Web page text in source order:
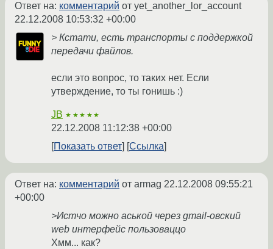
Ответ на: комментарий от yet_another_lor_account
22.12.2008 10:53:32 +00:00
> Кстати, есть транспорты с поддержкой
передачи файлов.
если это вопрос, то таких нет. Если
утверждение, то ты гонишь :)
JB ★★★★★
22.12.2008 11:12:38 +00:00
Показать ответ
Ссылка
Ответ на: комментарий от armag 22.12.2008 09:55:21
+00:00
>Истчо можно аськой через gmail-овский
web интерфейс пользоваццо
Хмм... как?